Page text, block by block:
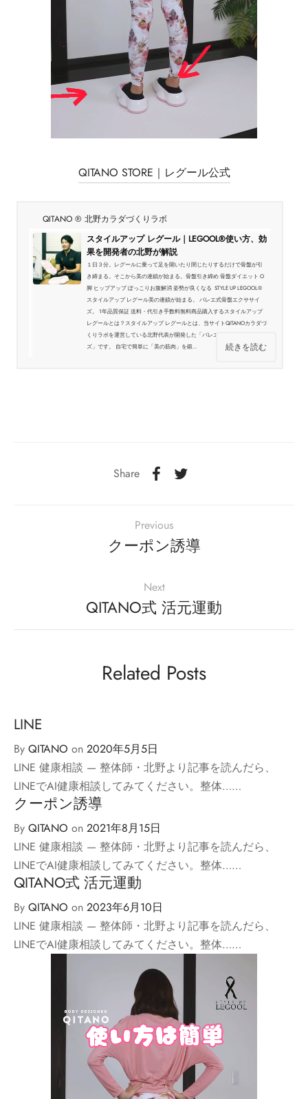
QITANO STORE｜レグール公式
QITANO ® 北野カラダづくりラボ
スタイルアップ レグール｜LEGOOL®使い方、効
果を開発者の北野が解説
１日３分。レグールに乗って足を開いたり閉じたりするだけで骨盤が引
き締まる。そこから美の連鎖が始まる。骨盤引き締め 骨盤ダイエット O
脚 ヒップアップ ぽっこりお腹解消 姿勢が良くなる STYLE UP LEGOOL®
スタイルアップ レグール美の連鎖が始まる。 バレエ式骨盤エクササイ
ズ。 1年品質保証 送料・代引き手数料無料商品購入するスタイルアップ
レグールとは？スタイルアップ レグールとは、当サイトQITANOカラダづ
くりラボを運営している北野代表が開発した「バレエ式骨盤エクササイ
ズ」です。 自宅で簡単に「美の筋肉」を鍛...
続きを読む
Share
Previous
クーポン誘導
Next
QITANO式 活元運動
Related Posts
LINE
By QITANO on 2020年5月5日
LINE 健康相談 — 整体師・北野より記事を読んだら、
LINEでAI健康相談してみてください。整体……
クーポン誘導
By QITANO on 2021年8月15日
LINE 健康相談 — 整体師・北野より記事を読んだら、
LINEでAI健康相談してみてください。整体……
QITANO式 活元運動
By QITANO on 2023年6月10日
LINE 健康相談 — 整体師・北野より記事を読んだら、
LINEでAI健康相談してみてください。整体……